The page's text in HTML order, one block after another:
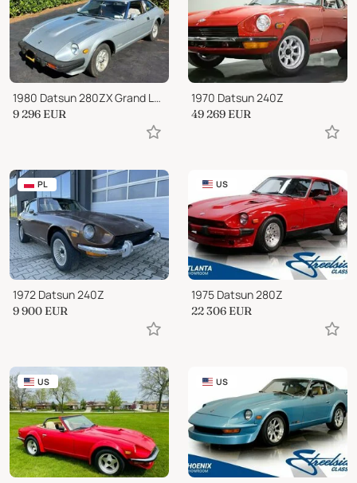
1980 Datsun 280ZX Grand Luxury | 2dr 2+2 Coupe
9 296 EUR
1970 Datsun 240Z
49 269 EUR
PL
1972 Datsun 240Z
9 900 EUR
US
1975 Datsun 280Z
22 306 EUR
US US